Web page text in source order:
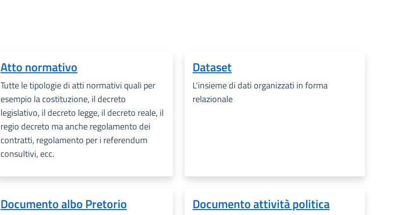
Atto normativo
Tutte le tipologie di atti normativi quali per
esempio la costituzione, il decreto
legislativo, il decreto legge, il decreto reale, il
regio decreto ma anche regolamento dei
contratti, regolamento per i referendum
consultivi, ecc.
Dataset
L'insieme di dati organizzati in forma
relazionale
Documento albo Pretorio Documento attività politica